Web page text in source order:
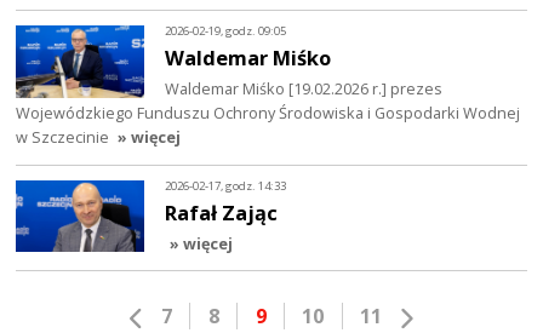
2026-02-19, godz. 09:05
Waldemar Miśko
Waldemar Miśko [19.02.2026 r.] prezes
Wojewódzkiego Funduszu Ochrony Środowiska i Gospodarki Wodnej
w Szczecinie » więcej
2026-02-17, godz. 14:33
Rafał Zając
» więcej
7 8 9 10 11